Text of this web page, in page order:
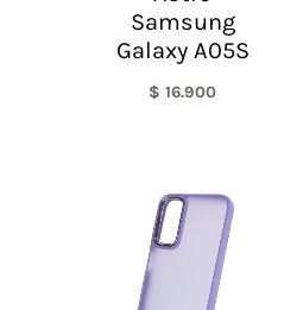
Samsung
Galaxy A05S
$ 16.900